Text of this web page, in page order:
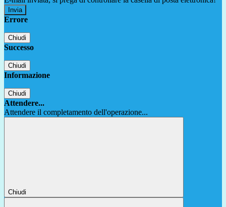
Errore
Chiudi
Successo
Chiudi
Informazione
Chiudi
Attendere...
Attendere il completamento dell'operazione...
Chiudi